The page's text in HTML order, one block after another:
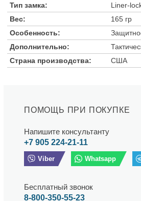
Тип замка:
Liner-
Вес:
165 гр
Особенность:
Дополнительно:
Страна производства:
США
ПОМОЩЬ ПРИ ПОКУПКЕ
Напишите консультанту
+7 905 224-21-11
Viber Whatsapp
Бесплатный звонок
8-800-350-55-23